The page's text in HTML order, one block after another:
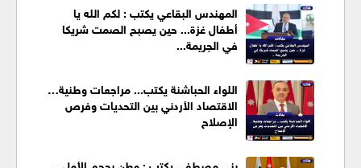
المهندس البقاعي يكتب : لكم الله يا
أطفال غزة... حين يصبح الصمت شريكا
في الجريمة...
اللواء الحباشنة يكتب... مراجعات وطنية…
الاقتصاد الأردني بين التحديات وفرص
الإصلاح